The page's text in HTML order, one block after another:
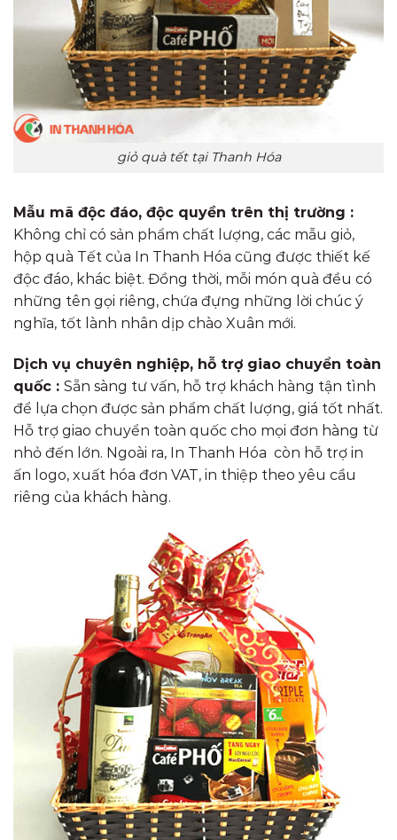
giỏ quà tết tại Thanh Hóa
Mẫu mã độc đáo, độc quyền trên thị trường :
Không chỉ có sản phẩm chất lượng, các mẫu giỏ,
hộp quà Tết của In Thanh Hóa cũng được thiết kế
độc đáo, khác biệt. Đồng thời, mỗi món quà đều có
những tên gọi riêng, chứa đựng những lời chúc ý
nghĩa, tốt lành nhân dịp chào Xuân mới.
Dịch vụ chuyên nghiệp, hỗ trợ giao chuyển toàn
quốc : Sẵn sàng tư vấn, hỗ trợ khách hàng tận tình
để lựa chọn được sản phẩm chất lượng, giá tốt nhất.
Hỗ trợ giao chuyển toàn quốc cho mọi đơn hàng từ
nhỏ đến lớn. Ngoài ra, In Thanh Hóa còn hỗ trợ in
ấn logo, xuất hóa đơn VAT, in thiệp theo yêu cầu
riêng của khách hàng.